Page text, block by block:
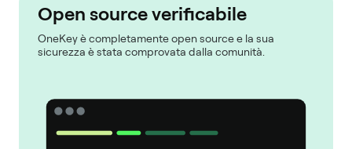
Open source verificabile
OneKey è completamente open source e la sua
sicurezza è stata comprovata dalla comunità.